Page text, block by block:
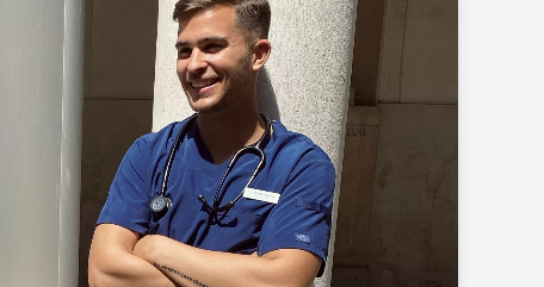
FACEBOOK